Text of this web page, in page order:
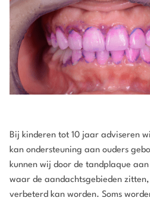
Bij kinderen tot 10 jaar adviseren
kan ondersteuning aan ouders
kunnen wij door de tandplaque
waar de aandachtsgebieden
verbeterd kan worden. Soms